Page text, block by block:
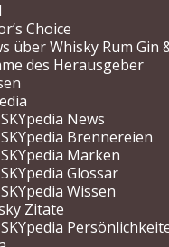
Choice
über Whisky Rum Gin
des Herausgeber
News
Brennereien
Marken
Glossar
Wissen
Zitate